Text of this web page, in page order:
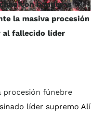
con banderas
la masiva procesión
al fallecido líder
procesión fúnebre
líder supremo Alí